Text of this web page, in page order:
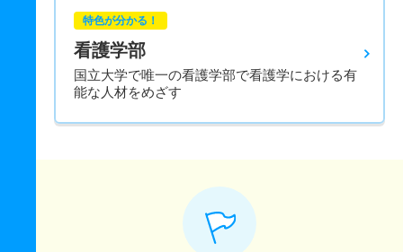
特色が分かる！
看護学部
国立大学で唯一の看護学部で看護学における有
能な人材をめざす